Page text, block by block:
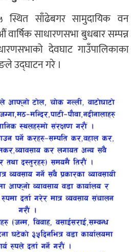
स्थित साँढेबगर सामुदायिक वन
साधारणसभा बुधबार सम्पन्न
देवघाट गाउँपालिकाका
उद्घाटन गरे ।